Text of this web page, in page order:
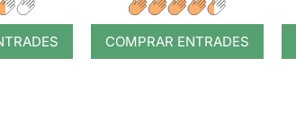
COMPRAR ENTRADES